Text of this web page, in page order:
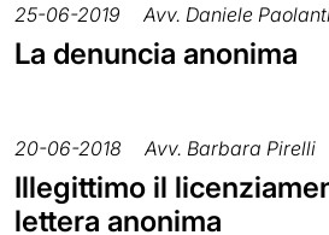
25-06-2019 Avv. Daniele
La denuncia anonima
20-06-2018 Avv. Barbara Pirelli
Illegittimo il
lettera anonima